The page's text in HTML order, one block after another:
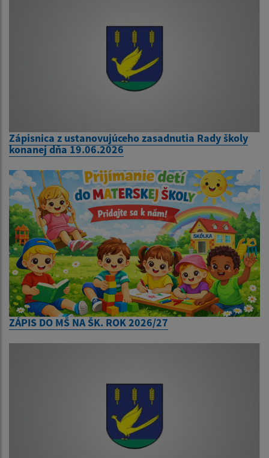
Zápisnica z ustanovujúceho zasadnutia Rady školy
konanej dňa 19.06.2026
ZÁPIS DO MŠ NA ŠK. ROK 2026/27